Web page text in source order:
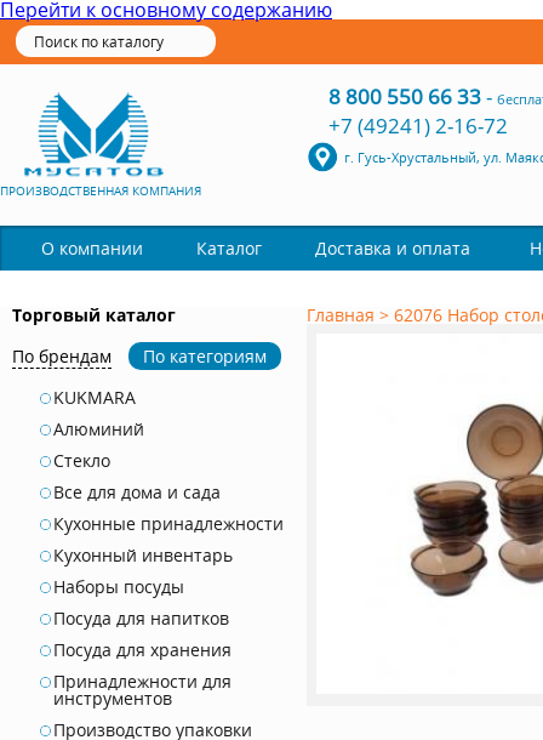
Перейти к основному содержанию
ПРОИЗВОДСТВЕННАЯ КОМПАНИЯ
8 800 550 66 33-
+7 (49241) 2-16-72
г. Гусь-Хрустальный, ул.
О компании Каталог Доставка и оплата
Торговый каталог
По брендам
По категориям
KUKMARA
Алюминий
Стекло
Все для дома и сада
Кухонные принадлежности
Кухонный инвентарь
Наборы посуды
Посуда для напитков
Посуда для хранения
Принадлежности для
инструментов
Производство упаковки
Главная > 62076 Набор